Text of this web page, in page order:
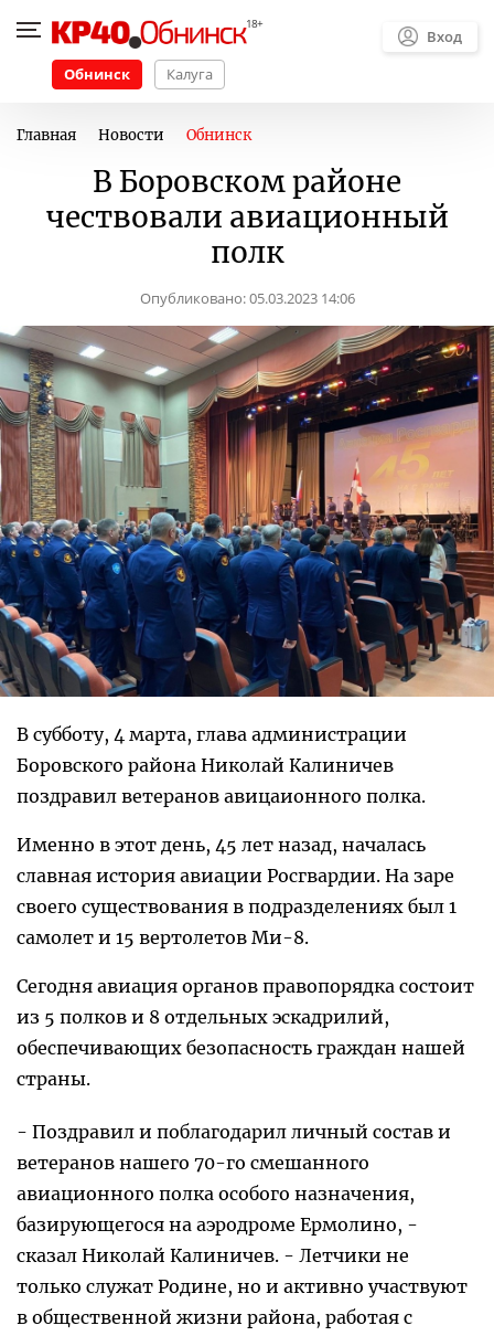
Обнинск Калуга
Вход
Главная Новости Обнинск
В Боровском районе
чествовали авиационный
полк
Опубликовано:05.03.2023 14:06
В субботу, 4 марта, глава администрации
Боровского района Николай Калиничев
поздравил ветеранов авицаионного полка.
Именно в этот день, 45 лет назад, началась
славная история авиации Росгвардии. На заре
своего существования в подразделениях был 1
самолет и 15 вертолетов Ми-8.
Сегодня авиация органов правопорядка состоит
из 5 полков и 8 отдельных эскадрилий,
обеспечивающих безопасность граждан нашей
страны.
- Поздравил и поблагодарил личный состав и
ветеранов нашего 70-го смешанного
авиационного полка особого назначения,
базирующегося на аэродроме Ермолино, -
сказал Николай Калиничев. - Летчики не
только служат Родине, но и активно участвуют
в общественной жизни района, работая с